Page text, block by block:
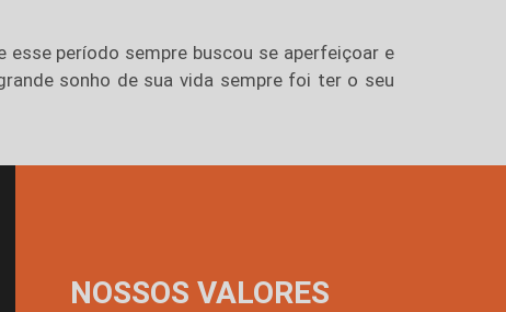
período sempre buscou se aperfeiçoar e
sonho de sua vida sempre foi ter o seu
NOSSOS VALORES